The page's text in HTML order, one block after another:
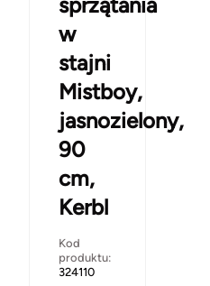
w
stajni
Mistboy,
jasnozielony,
90
cm,
Kerbl
Kod
produktu:
324110